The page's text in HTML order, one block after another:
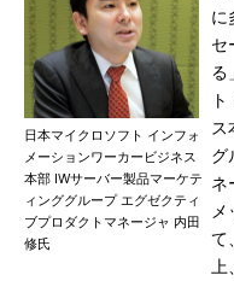
日本マイクロソフト インフォ
メーションワーカービジネス
本部 IWサーバー製品マーケテ
ィンググループ エグゼクティ
ブプロダクトマネージャ 内田
修氏
に
セ
る
ス
グ
ネ
て